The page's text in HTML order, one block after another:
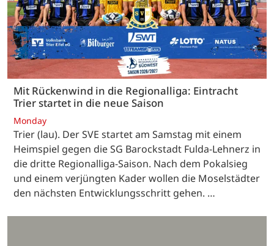
Mit Rückenwind in die Regionalliga: Eintracht
Trier startet in die neue Saison
Monday
Trier (lau). Der SVE startet am Samstag mit einem
Heimspiel gegen die SG Barockstadt Fulda-Lehnerz in
die dritte Regionalliga-Saison. Nach dem Pokalsieg
und einem verjüngten Kader wollen die Moselstädter
den nächsten Entwicklungsschritt gehen. …